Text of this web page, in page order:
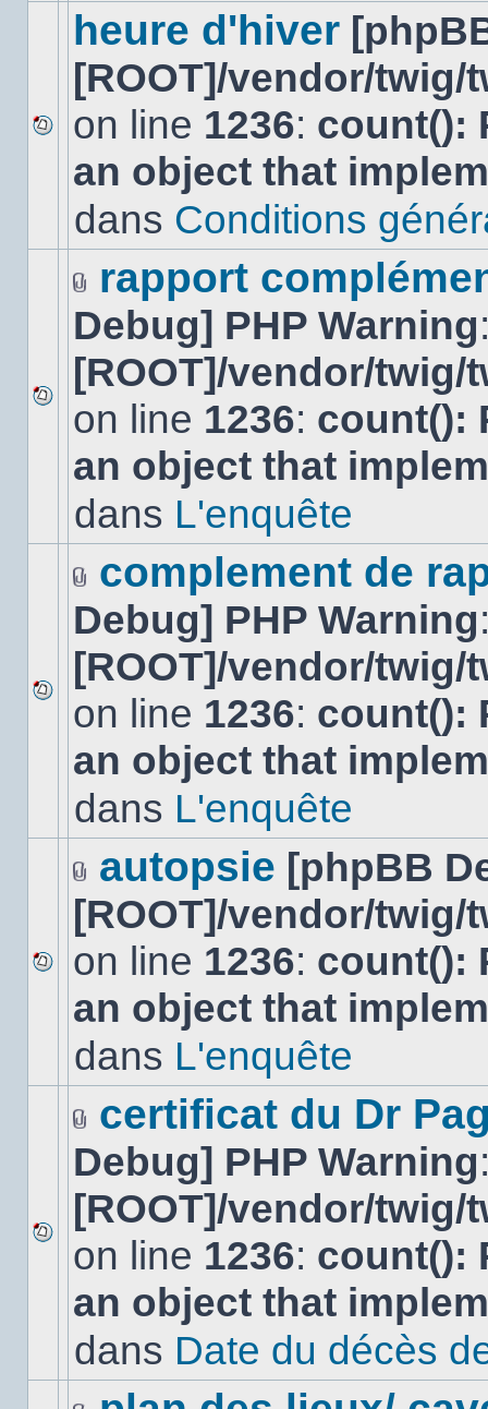
sujet.
Aucun
nouveau
message
sujet.
heure d'hiver
[ROOT]/vendor/
on line 1236: count():
an object that
dans Conditions
Aucun
nouveau
message
non-
dans
Fichier(s)
joint(s)
rapport
Debug] PHP Warning
[ROOT]/vendor/
on line 1236: count():
an object that
dans L'enquête
Aucun
nouveau
message
non-
dans
joint(s)
complement de
Debug] PHP Warning
[ROOT]/vendor/
on line 1236: count():
an object that
dans L'enquête
Aucun
nouveau
message
sujet.
joint(s)
autopsie [phpBB
[ROOT]/vendor/
on line 1236: count():
an object that
dans L'enquête
Aucun
nouveau
message
non-
dans
joint(s)
certificat du Dr
Debug] PHP Warning
[ROOT]/vendor/
on line 1236: count():
an object that
dans Date du décès